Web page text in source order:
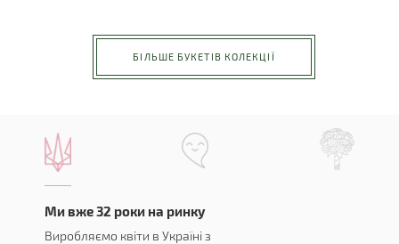
БІЛЬШЕ БУКЕТІВ КОЛЕКЦІЇ
Ми вже 32 роки на ринку
Виробляємо квіти в Україні з